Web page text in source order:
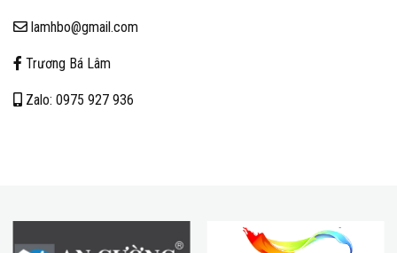
lamhbo@gmail.com
Trương Bá Lâm
Zalo: 0975 927 936